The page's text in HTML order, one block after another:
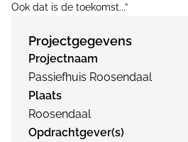
Ook dat is de toekomst...”
Projectgegevens
Projectnaam
Passiefhuis Roosendaal
Plaats
Roosendaal
Opdrachtgever(s)